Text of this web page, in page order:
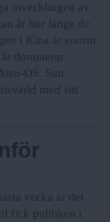
utvecklingen av
är hur länge de
i Kina är enorm
dominerar
OS. Sun
med sitt
vecka är det
fick publiken i